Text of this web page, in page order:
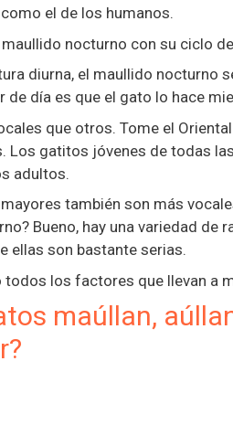
el de los humanos.
nocturno con su ciclo
diurna, el maullido nocturno
de día es que el gato lo hace
que otros. Tome el
Los gatitos jóvenes de todas
adultos.
también son más
Bueno, hay una variedad
ellas son bastante serias.
todos los factores que llevan a
maúllan,